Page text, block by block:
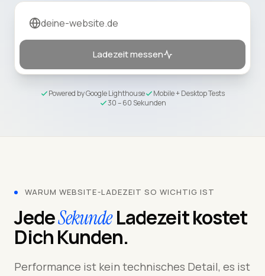
Ladezeit messen
Powered by Google Lighthouse
Mobile + Desktop Tests
30 – 60 Sekunden
WARUM WEBSITE-LADEZEIT SO WICHTIG IST
JedeSekundeLadezeit kostet
Dich Kunden.
Performance ist kein technisches Detail, es ist